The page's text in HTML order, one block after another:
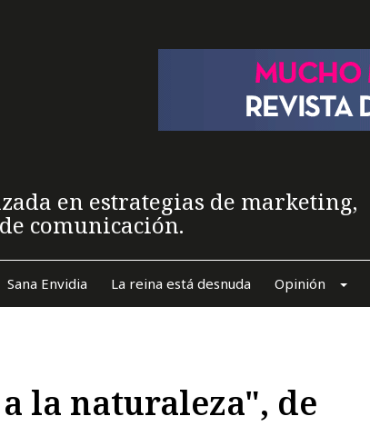
en estrategias de marketing,
comunicación.
Sana Envidia La reina está desnuda Opinión
la naturaleza", de